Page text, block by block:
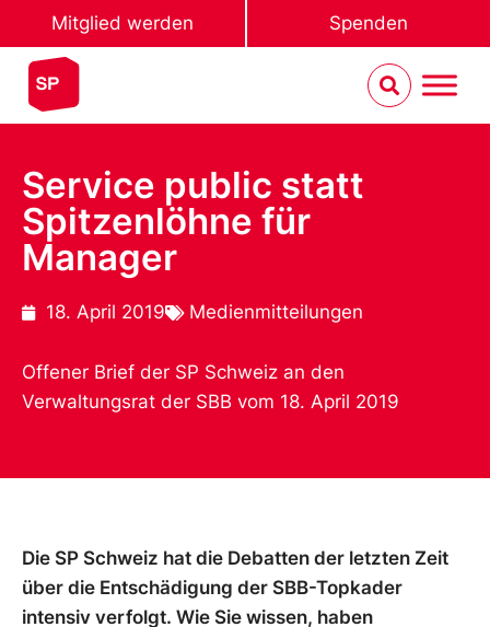
Mitglied werden Spenden
Service public statt
Spitzenlöhne für
Manager
18. April 2019 Medienmitteilungen
Offener Brief der SP Schweiz an den
Verwaltungsrat der SBB vom 18. April 2019
Die SP Schweiz hat die Debatten der letzten Zeit
über die Entschädigung der SBB-Topkader
intensiv verfolgt. Wie Sie wissen, haben